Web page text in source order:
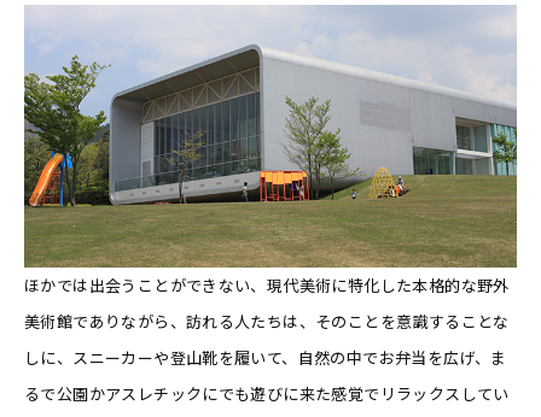
ほかでは出会うことができない、現代美術に特化した本格的な野外
美術館でありながら、訪れる人たちは、そのことを意識することな
しに、スニーカーや登山靴を履いて、自然の中でお弁当を広げ、ま
るで公園かアスレチックにでも遊びに来た感覚でリラックスしてい